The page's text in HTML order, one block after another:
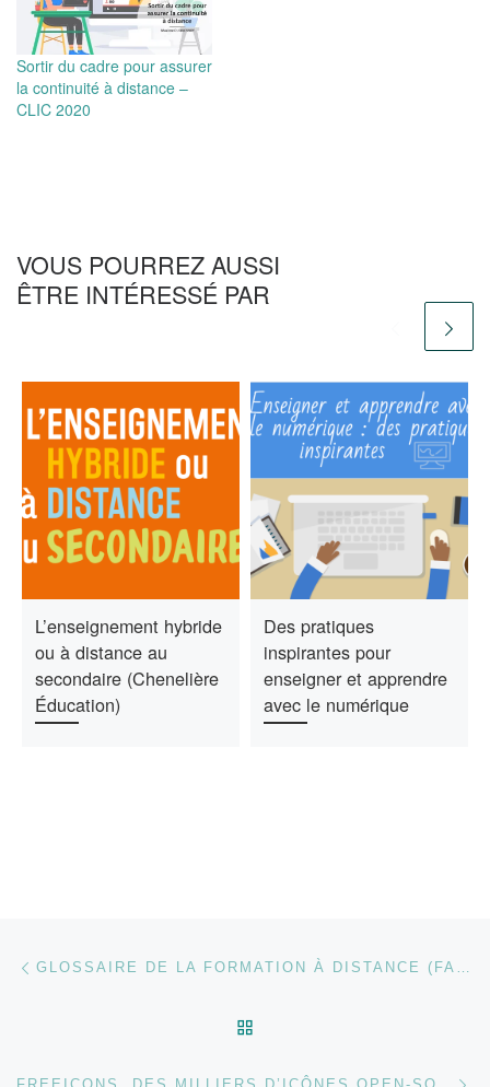
Sortir du cadre pour assurer
la continuité à distance –
CLIC 2020
VOUS POURREZ AUSSI
ÊTRE INTÉRESSÉ PAR
L’enseignement hybride
ou à distance au
secondaire (Chenelière
Éducation)
Des pratiques
inspirantes pour
enseigner et apprendre
avec le numérique
Parcourir les articles GLOSSAIRE DE LA FORMATION À DISTANCE (FAD)